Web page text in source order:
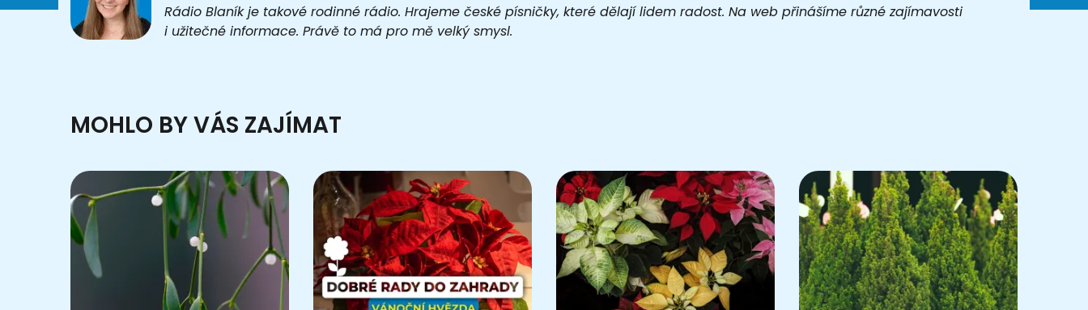
Rádio Blaník je takové rodinné rádio. Hrajeme české písničky, které dělají lidem radost. Na web přinášíme různé zajímavosti
i užitečné informace. Právě to má pro mě velký smysl.
MOHLO BY VÁS ZAJÍMAT